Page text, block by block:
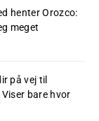
henter Orozco:
meget
på vej til
bare hvor